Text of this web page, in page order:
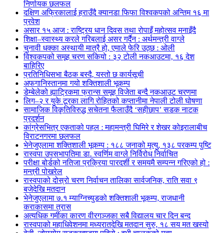
निर्णायक छलफल
दक्षिण अफ्रिकालाई हराउँदै क्यानडा फिफा विश्वकपको अन्तिम १६ मा
प्रवेश
असार १५ आज : राष्ट्रिय धान दिवस तथा रोपाइँ महोत्सव मनाइँदै
शिक्षा–स्वास्थ्य करले गरिबलाई असर गर्दैन : अर्थमन्त्री वाग्ले
चुनावी धक्का अस्थायी मात्रै हो, एमाले फेरि उठ्छ : ओली
विश्वकपको समूह चरण सकियो : ३२ टोली नकआउटमा, १६ देश
बाहिरिए
प्रतिनिधिसभा बैठक बस्दै, यस्तो छ कार्यसूची
अफगानिस्तानमा गयो शक्तिशाली भूकम्प
डेम्बेलेको ह्याट्रिकमा फ्रान्स समूह विजेता बन्दै नकआउट चरणमा
लिग–२ र युके टूरका लागि रोहितको कप्तानीमा नेपाली टोली घोषणा
सामाजिक विकृतिविरुद्ध सचेतना फैलाउँदै ‘सहीछाप’ सडक नाटक
प्रदर्शन
कांग्रेसभित्र एकताको पहल : महामन्त्री घिमिरे र शेखर कोइरालाबीच
विराटनगरमा छलफल
भेनेजुएलामा शक्तिशाली भूकम्प : १८८ जनाको मृत्यु, १३८ परकम्प पुष्टि
रास्वपा उपसभापतिमा डा. स्वर्णिम वाग्ले निर्विरोध निर्वाचित
परीक्षा बोर्डको नतिजा प्रक्रिया पारदर्शी र समयमै सम्पन्न गरिएको हो :
मन्त्री पोखरेल
रास्वपाको दोस्रो चरण निर्वाचन तालिका सार्वजनिक, राति सवा ९
बजेदेखि मतदान
भेनेजुएलामा ७.१ म्याग्निच्युडको शक्तिशाली भूकम्प, राजधानी
कराकासमा त्रास
अत्यधिक गर्मीका कारण वीरगञ्जका सबै विद्यालय चार दिन बन्द
रास्वपाको महाधिवेशनमा मध्यरातदेखि मतदान सुरु, १८ सय मत खस्यो